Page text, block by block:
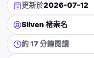
更新於2026-07-12
Sliven 褚崇名
約 17 分鐘閱讀